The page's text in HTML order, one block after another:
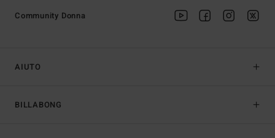
AIUTO
BILLABONG
Community Donna